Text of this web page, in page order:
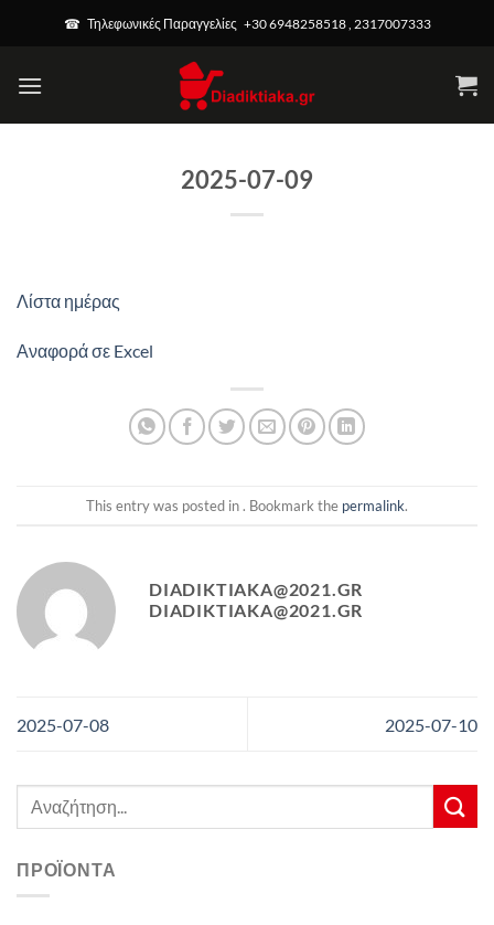
☎ Τηλεφωνικές Παραγγελίες +30 6948258518 , 2317007333
2025-07-09
Λίστα ημέρας
Αναφορά σε Excel
This entry was posted in . Bookmark the permalink.
DIADIKTIAKA@2021.GR
DIADIKTIAKA@2021.GR
2025-07-08 2025-07-10
Αναζήτηση
ΠΡΟΪΌΝΤΑ